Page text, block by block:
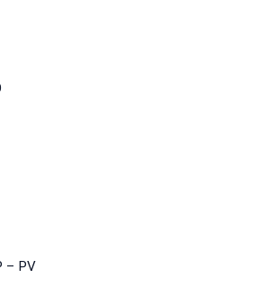
– PV